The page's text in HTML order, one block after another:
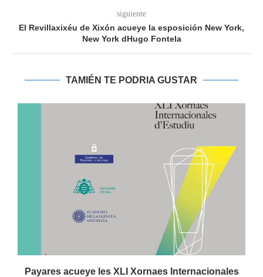
siguiente
El Revillaxixéu de Xixón acueye la esposición New York,
New York dHugo Fontela
TAMIÉN TE PODRIA GUSTAR
Payares acueye les XLI Xornaes Internacionales